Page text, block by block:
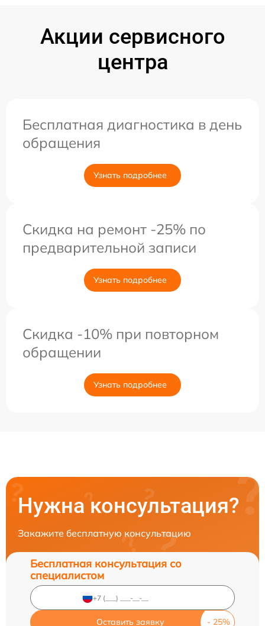
Акции сервисного
центра
Бесплатная диагностика в день
обращения
Узнать подробнее
Скидка на ремонт -25% по
предварительной записи
Узнать подробнее
Скидка -10% при повторном
обращении
Узнать подробнее
Нужна консультация?
Закажите бесплатную консультацию
Бесплатная консультация со
специалистом
Оставить заявку